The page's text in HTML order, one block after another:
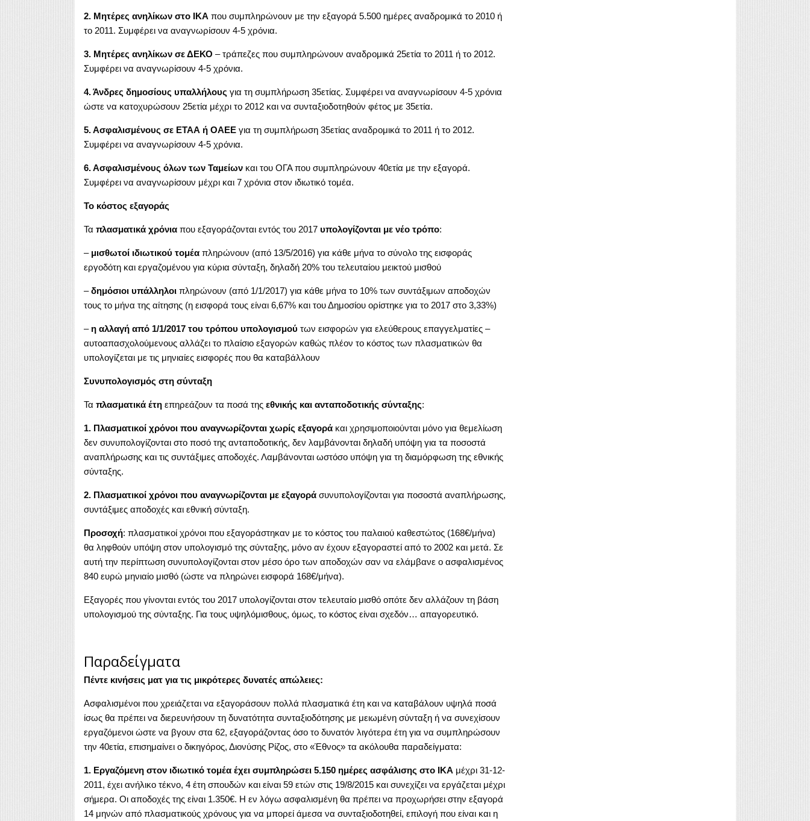
2. Μητέρες ανηλίκων στο ΙΚΑ που συμπληρώνουν με την εξαγορά 5.500 ημέρες αναδρομικά το 2010 ή
το 2011. Συμφέρει να αναγνωρίσουν 4-5 χρόνια.
3. Μητέρες ανηλίκων σε ΔΕΚΟ – τράπεζες που συμπληρώνουν αναδρομικά 25ετία το 2011 ή το 2012.
Συμφέρει να αναγνωρίσουν 4-5 χρόνια.
4. Άνδρες δημοσίους υπαλλήλους για τη συμπλήρωση 35ετίας. Συμφέρει να αναγνωρίσουν 4-5 χρόνια
ώστε να κατοχυρώσουν 25ετία μέχρι το 2012 και να συνταξιοδοτηθούν φέτος με 35ετία.
5. Ασφαλισμένους σε ΕΤΑΑ ή ΟΑΕΕγια τη συμπλήρωση 35ετίας αναδρομικά το 2011 ή το 2012.
Συμφέρει να αναγνωρίσουν 4-5 χρόνια.
6. Ασφαλισμένους όλων των Ταμείωνκαι του ΟΓΑ που συμπληρώνουν 40ετία με την εξαγορά.
Συμφέρει να αναγνωρίσουν μέχρι και 7 χρόνια στον ιδιωτικό τομέα.
Το κόστος εξαγοράς
Τα πλασματικά χρόνιαπου εξαγοράζονται εντός του 2017 υπολογίζονται με νέο τρόπο:
– μισθωτοί ιδιωτικού τομέαπληρώνουν (από 13/5/2016) για κάθε μήνα το σύνολο της εισφοράς
εργοδότη και εργαζομένου για κύρια σύνταξη, δηλαδή 20% του τελευταίου μεικτού μισθού
–δημόσιοι υπάλληλοιπληρώνουν (από 1/1/2017) για κάθε μήνα το 10% των συντάξιμων αποδοχών
τους το μήνα της αίτησης (η εισφορά τους είναι 6,67% και του Δημοσίου ορίστηκε για το 2017 στο 3,33%)
–η αλλαγή από 1/1/2017 του τρόπου υπολογισμού των εισφορών για ελεύθερους επαγγελματίες –
αυτοαπασχολούμενους αλλάζει το πλαίσιο εξαγορών καθώς πλέον το κόστος των πλασματικών θα
υπολογίζεται με τις μηνιαίες εισφορές που θα καταβάλλουν
Συνυπολογισμός στη σύνταξη
Τα πλασματικά έτηεπηρεάζουν τα ποσά της εθνικής και ανταποδοτικής σύνταξης:
1. Πλασματικοί χρόνοι που αναγνωρίζονται χωρίς εξαγοράκαι χρησιμοποιούνται μόνο για θεμελίωση
δεν συνυπολογίζονται στο ποσό της ανταποδοτικής, δεν λαμβάνονται δηλαδή υπόψη για τα ποσοστά
αναπλήρωσης και τις συντάξιμες αποδοχές. Λαμβάνονται ωστόσο υπόψη για τη διαμόρφωση της εθνικής
σύνταξης.
2. Πλασματικοί χρόνοι που αναγνωρίζονται με εξαγοράσυνυπολογίζονται για ποσοστά αναπλήρωσης,
συντάξιμες αποδοχές και εθνική σύνταξη.
Προσοχή: πλασματικοί χρόνοι που εξαγοράστηκαν με το κόστος του παλαιού καθεστώτος (168€/μήνα)
θα ληφθούν υπόψη στον υπολογισμό της σύνταξης, μόνο αν έχουν εξαγοραστεί από το 2002 και μετά. Σε
αυτή την περίπτωση συνυπολογίζονται στον μέσο όρο των αποδοχών σαν να ελάμβανε ο ασφαλισμένος
840 ευρώ μηνιαίο μισθό (ώστε να πληρώνει εισφορά 168€/μήνα).
Εξαγορές που γίνονται εντός του 2017 υπολογίζονται στον τελευταίο μισθό οπότε δεν αλλάζουν τη βάση
υπολογισμού της σύνταξης. Για τους υψηλόμισθους, όμως, το κόστος είναι σχεδόν… απαγορευτικό.
Παραδείγματα
Πέντε κινήσεις ματ για τις μικρότερες δυνατές απώλειες:
Ασφαλισμένοι που χρειάζεται να εξαγοράσουν πολλά πλασματικά έτη και να καταβάλουν υψηλά ποσά
ίσως θα πρέπει να διερευνήσουν τη δυνατότητα συνταξιοδότησης με μειωμένη σύνταξη ή να συνεχίσουν
εργαζόμενοι ώστε να βγουν στα 62, εξαγοράζοντας όσο το δυνατόν λιγότερα έτη για να συμπληρώσουν
την 40ετία, επισημαίνει ο δικηγόρος, Διονύσης Ρίζος, στο «Έθνος» τα ακόλουθα παραδείγματα:
1. Εργαζόμενη στον ιδιωτικό τομέα έχει συμπληρώσει 5.150 ημέρες ασφάλισης στο ΙΚΑ μέχρι 31-12-
2011, έχει ανήλικο τέκνο, 4 έτη σπουδών και είναι 59 ετών στις 19/8/2015 και συνεχίζει να εργάζεται μέχρι
σήμερα. Οι αποδοχές της είναι 1.350€. Η εν λόγω ασφαλισμένη θα πρέπει να προχωρήσει στην εξαγορά
14 μηνών από πλασματικούς χρόνους για να μπορεί άμεσα να συνταξιοδοτηθεί, επιλογή που είναι και η